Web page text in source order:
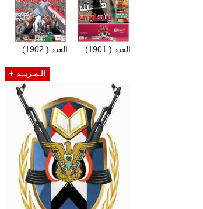
العدد ( 1902) العدد ( 1901)
الـمـزيــد +